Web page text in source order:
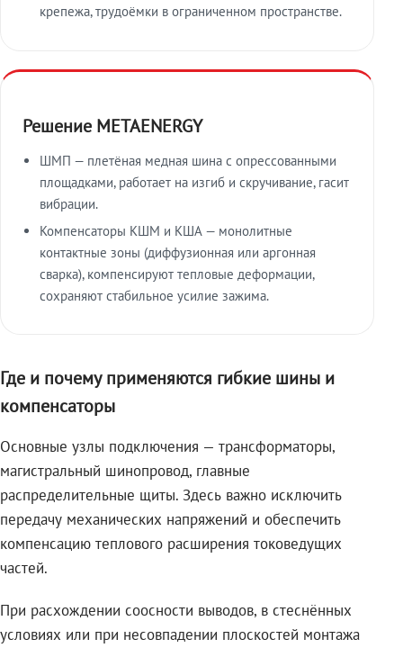
крепежа, трудоёмки в ограниченном пространстве.
Решение METAENERGY
ШМП — плетёная медная шина с опрессованными
площадками, работает на изгиб и скручивание, гасит
вибрации.
Компенсаторы КШМ и КША — монолитные
контактные зоны (диффузионная или аргонная
сварка), компенсируют тепловые деформации,
сохраняют стабильное усилие зажима.
Где и почему применяются гибкие шины и
компенсаторы
Основные узлы подключения — трансформаторы,
магистральный шинопровод, главные
распределительные щиты. Здесь важно исключить
передачу механических напряжений и обеспечить
компенсацию теплового расширения токоведущих
частей.
При расхождении соосности выводов, в стеснённых
условиях или при несовпадении плоскостей монтажа